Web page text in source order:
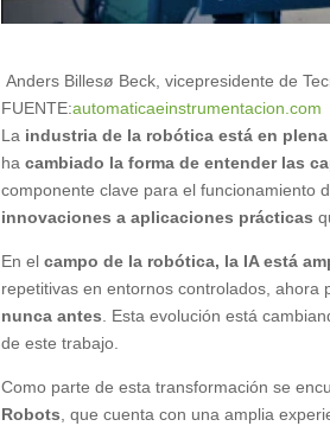
Anders Billesø Beck, vicepresidente de
FUENTE:automaticaeinstrumentacion.com
La industria de la robótica está en
hacambiado la forma de entender las
componente clave para el funcionamiento
innovaciones a aplicaciones prácticas
En elcampo de la robótica, la IA está
repetitivas en entornos controlados, ahora
nunca antes . Esta evolución está
de este trabajo.
Como parte de esta transformación se
Robots , que cuenta con una amplia